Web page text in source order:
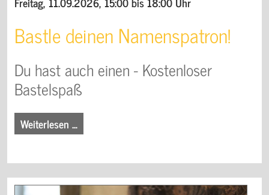
Bastle deinen Namenspatron!
Du hast auch einen - Kostenloser
Bastelspaß
Weiterlesen …